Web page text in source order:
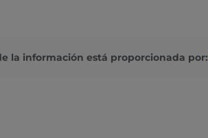
la información está proporcionada por: